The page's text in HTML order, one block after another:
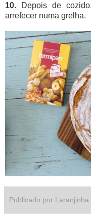
10. Depois de
arrefecer numa grelha.
Publicado por Laranjinha